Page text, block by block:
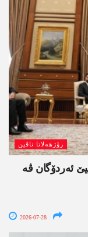
رۆژھەلاتا ناڤین
ئەردۆگان ڤە
2026-07-28